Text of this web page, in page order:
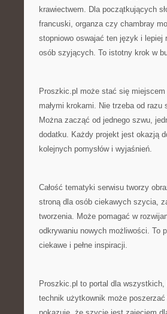
krawiectwem. Dla początkujących
francuski, organza czy chambray
stopniowo oswajać ten język i lepiej
osób szyjących. To istotny krok w
Proszkic.pl może stać się
małymi krokami. Nie trzeba od
Można zacząć od jednego szwu,
dodatku. Każdy projekt jest okazją
kolejnych pomysłów i wyjaśnień.
Całość tematyki serwisu tworzy
stroną dla osób ciekawych szycia,
tworzenia. Może pomagać w
odkrywaniu nowych możliwości. To
ciekawe i pełne inspiracji.
Proszkic.pl to portal dla
technik użytkownik może